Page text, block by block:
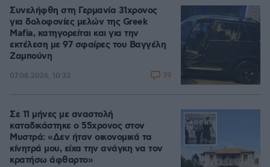
Συνελήφθη στη Γερμανία 31χρονος
για δολοφονίες μελών της Greek
Mafia, κατηγορείται και για την
εκτέλεση με 97 σφαίρες του Βαγγέλη
Ζαμπούνη
07.08.2026, 10:33 39
Σε 11 μήνες με αναστολή
καταδικάστηκε ο 55χρονος στον
Μυστρά: «Δεν ήταν οικονομικά τα
κίνητρά μου, είχα την ανάγκη να τον
κρατήσω άφθαρτο»